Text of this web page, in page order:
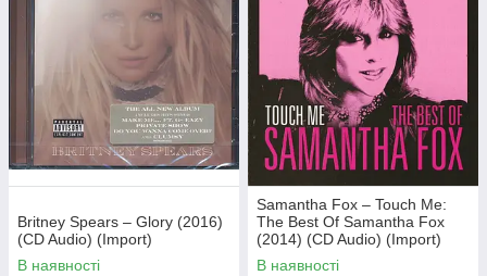
Britney Spears – Glory (2016)
(CD Audio) (Import)
В наявності
Samantha Fox – Touch Me:
The Best Of Samantha Fox
(2014) (CD Audio) (Import)
В наявності